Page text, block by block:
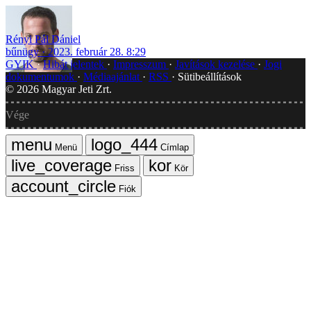
Rényi Pál Dániel
bűnügy
2023. február 28. 8:29
GYIK Hibát jelentek Impresszum Javítások kezelése
Jogi
dokumentumok
Médiaajánlat RSS
Sütibeállítások
© 2026 Magyar Jeti Zrt.
Vége
Menü
Címlap
Friss
Kör
Fiók